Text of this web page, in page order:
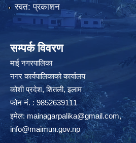
स्वत: प्रकाशन
सम्पर्क विवरण
माई नगरपालिका
नगर कार्यपालिकाको कार्यालय
कोशी प्रदेश, शितली, इलाम
फोन नं. : 9852639111
इमेल:mainagarpalika@gmail.com,
info@maimun.gov.np